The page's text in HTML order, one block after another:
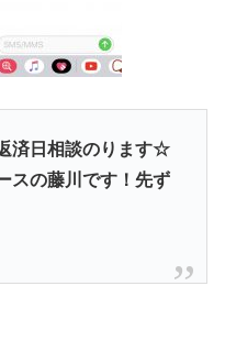
済日相談のります☆
スの藤川です！先ず